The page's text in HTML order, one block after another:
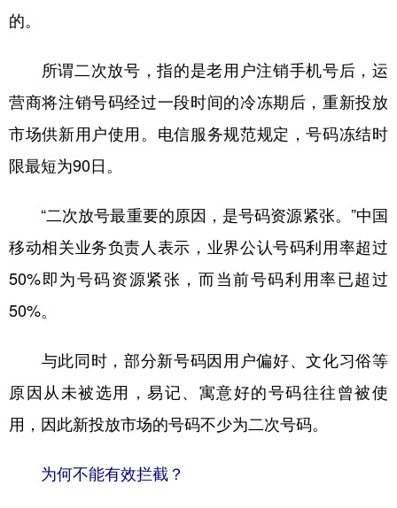
的。
所谓二次放号，指的是老用户注销手机号后，运
营商将注销号码经过一段时间的冷冻期后，重新投放
市场供新用户使用。电信服务规范规定，号码冻结时
限最短为90日。
“二次放号最重要的原因，是号码资源紧张。”中国
移动相关业务负责人表示，业界公认号码利用率超过
50%即为号码资源紧张，而当前号码利用率已超过
50%。
与此同时，部分新号码因用户偏好、文化习俗等
原因从未被选用，易记、寓意好的号码往往曾被使
用，因此新投放市场的号码不少为二次号码。
为何不能有效拦截？